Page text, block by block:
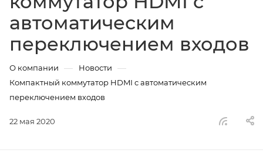
автоматическим
переключением входов
О компании — Новости —
Компактный коммутатор HDMI c автоматическим
переключением входов
22 мая 2020